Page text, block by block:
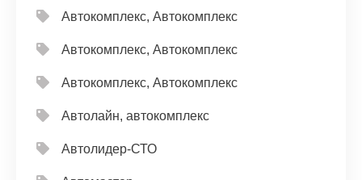
Автокомплекс, Автокомплекс
Автокомплекс, Автокомплекс
Автокомплекс, Автокомплекс
Автолайн, автокомплекс
Автолидер-СТО